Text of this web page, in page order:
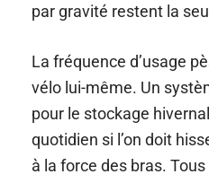
par gravité restent la
La fréquence d’usage
vélo lui-même. Un
pour le stockage
quotidien si l’on doit
à la force des bras.